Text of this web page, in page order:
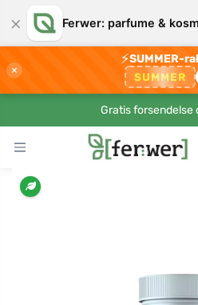
× Ferwer: parfume &
×
⚡SUMMER-
SUMMER
Gratis forsendelse